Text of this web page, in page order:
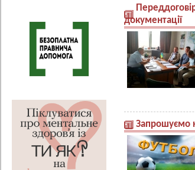
документації
Запрошуємо